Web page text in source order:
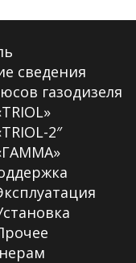
сведения
газодизеля
2″